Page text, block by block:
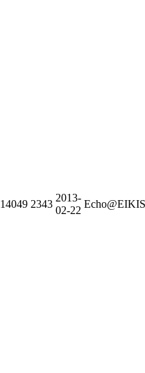
14049 2343
2013-
02-22